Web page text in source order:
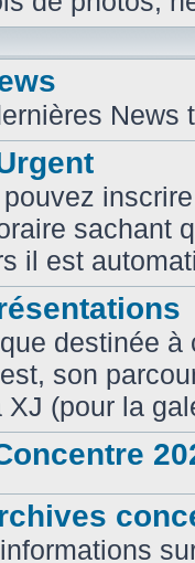
News
sachant
il est
destinée
son
XJ (pour la